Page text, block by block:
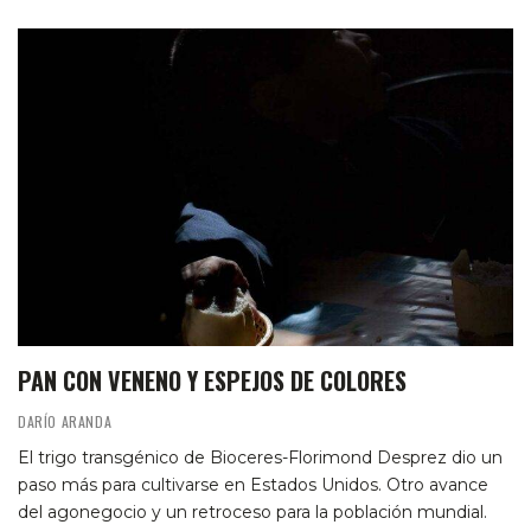
PAN CON VENENO Y ESPEJOS DE COLORES
DARÍO ARANDA
El trigo transgénico de Bioceres-Florimond Desprez dio un
paso más para cultivarse en Estados Unidos. Otro avance
del agonegocio y un retroceso para la población mundial.